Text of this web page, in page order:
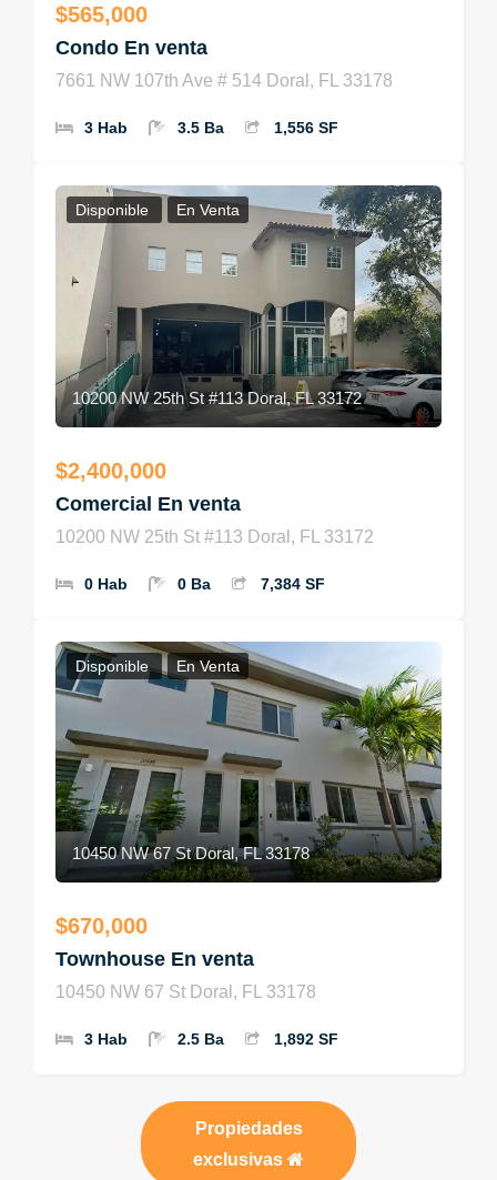
$565,000
Condo En venta
7661 NW 107th Ave # 514 Doral, FL 33178
3 Hab 3.5 Ba 1,556 SF
Disponible En Venta
10200 NW 25th St #113 Doral, FL 33172
$2,400,000
Comercial En venta
10200 NW 25th St #113 Doral, FL 33172
0 Hab 0 Ba 7,384 SF
Disponible En Venta
10450 NW 67 St Doral, FL 33178
$670,000
Townhouse En venta
10450 NW 67 St Doral, FL 33178
3 Hab 2.5 Ba 1,892 SF
Propiedades
exclusivas